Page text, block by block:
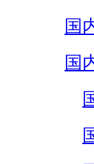
国
国